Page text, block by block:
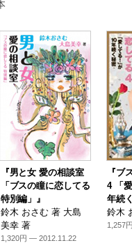
『男と女 愛の相談室
「ブスの瞳に恋してる
特別編」』
鈴木 おさむ 著 大島
美幸 著
1,320円 — 2012.11.22
『ブ
4 「
年続
鈴木
1,257